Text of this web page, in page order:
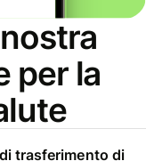
per la
trasferimento di